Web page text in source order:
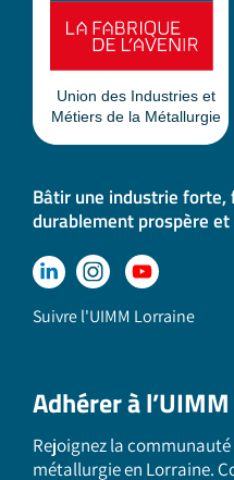
Bâtir une industrie forte,
durablement prospère
Suivre l'UIMM Lorraine
Adhérer à
Rejoignez la
métallurgie en Lorraine.